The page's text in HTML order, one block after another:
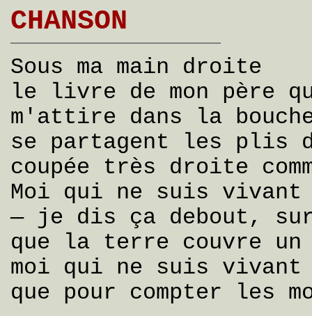
CHANSON
Sous ma main droite
le livre de mon père
m'attire dans la
se partagent les plis
coupée très droite
Moi qui ne suis vivant
— je dis ça debout,
que la terre couvre un
moi qui ne suis vivant
que pour compter les